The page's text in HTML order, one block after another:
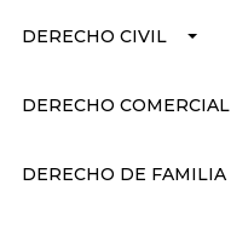
DERECHO CIVIL
DERECHO COMERCIAL
DERECHO DE FAMILIA